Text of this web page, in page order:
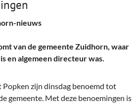
nieuws
van de gemeente Zuidhorn, waar
en algemeen directeur was.
Popken zijn dinsdag benoemd tot
gemeente. Met deze benoemingen is